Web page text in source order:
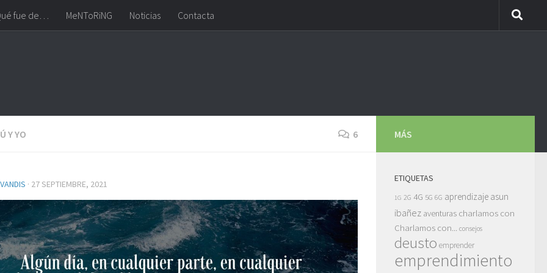
fue de… MeNToRiNG Noticias Contacta
Y YO 6
· 27 SEPTIEMBRE, 2021
MÁS
ETIQUETAS
1G 2G 4G 5G 6G aprendizaje asun
ibañez aventuras charlamos con
Charlamos con... consejos
deusto emprender
emprendimiento